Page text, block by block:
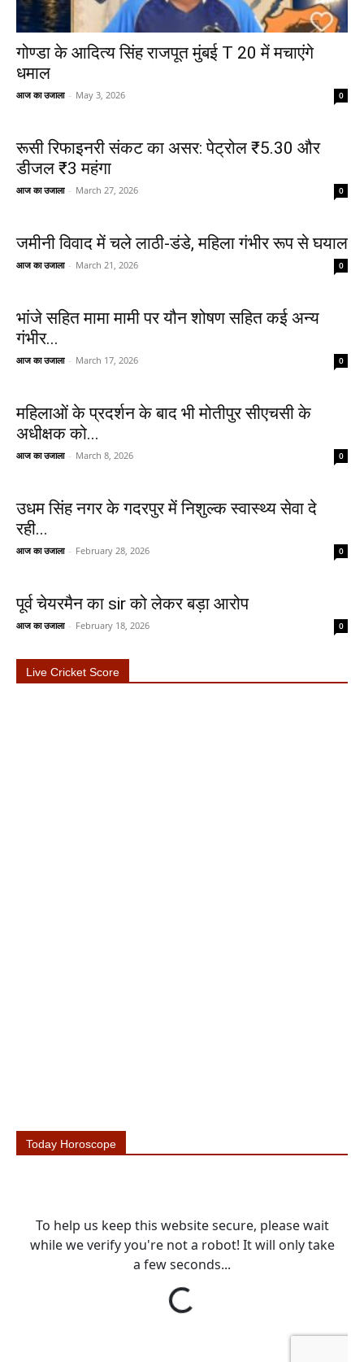
गोण्डा के आदित्य सिंह राजपूत मुंबई T 20 में मचाएंगे
धमाल
आज का उजाला - May 3, 2026 0
रूसी रिफाइनरी संकट का असर: पेट्रोल ₹5.30 और
डीजल ₹3 महंगा
आज का उजाला - March 27, 2026 0
जमीनी विवाद में चले लाठी-डंडे, महिला गंभीर रूप से घयाल
आज का उजाला - March 21, 2026 0
भांजे सहित मामा मामी पर यौन शोषण सहित कई अन्य
गंभीर...
आज का उजाला - March 17, 2026 0
महिलाओं के प्रदर्शन के बाद भी मोतीपुर सीएचसी के
अधीक्षक को...
आज का उजाला - March 8, 2026 0
उधम सिंह नगर के गदरपुर में निशुल्क स्वास्थ्य सेवा दे
रही...
आज का उजाला - February 28, 2026 0
पूर्व चेयरमैन का sir को लेकर बड़ा आरोप
आज का उजाला - February 18, 2026 0
Live Cricket Score
Today Horoscope